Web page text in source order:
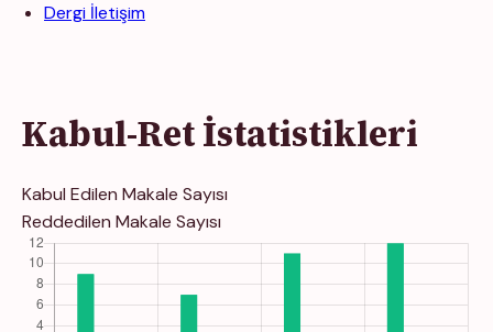
Dergi İletişim
Kabul-Ret İstatistikleri
Kabul Edilen Makale Sayısı
Reddedilen Makale Sayısı